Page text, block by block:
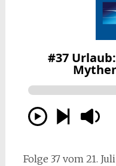
Folge 37 vom 21.